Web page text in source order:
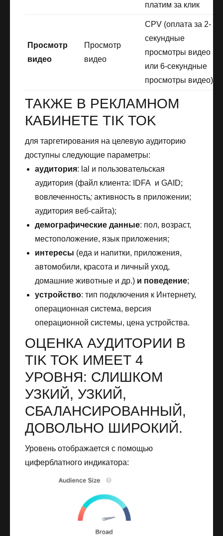
платим за клик
Просмотр
видео
Просмотр
видео
CPV (оплата за 2-
секундные
просмотры видео
или 6-секундные
просмотры видео)
ТАКЖЕ В РЕКЛАМНОМ
КАБИНЕТЕ TIK TOK
для таргетирования на целевую аудиторию
доступны следующие параметры:
аудитория: lal и пользовательская
аудитория (файл клиента: IDFA и GAID;
вовлеченность; активность в приложении;
аудитория веб-сайта);
демографические данные: пол, возраст,
местоположение, язык приложения;
интересы (еда и напитки, приложения,
автомобили, красота и личный уход,
домашние животные и др.) и поведение;
устройство: тип подключения к Интернету,
операционная система, версия
операционной системы, цена устройства.
ОЦЕНКА АУДИТОРИИ В
TIK TOK ИМЕЕТ 4
УРОВНЯ: СЛИШКОМ
УЗКИЙ, УЗКИЙ,
СБАЛАНСИРОВАННЫЙ,
ДОВОЛЬНО ШИРОКИЙ.
Уровень отображается с помощью
циферблатного индикатора: